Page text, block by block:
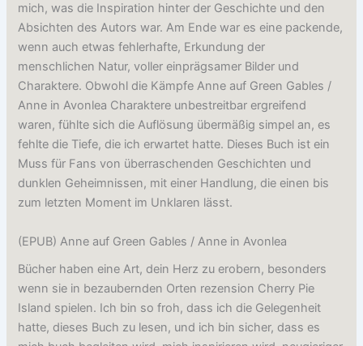
mich, was die Inspiration hinter der Geschichte und den
Absichten des Autors war. Am Ende war es eine packende,
wenn auch etwas fehlerhafte, Erkundung der
menschlichen Natur, voller einprägsamer Bilder und
Charaktere. Obwohl die Kämpfe Anne auf Green Gables /
Anne in Avonlea Charaktere unbestreitbar ergreifend
waren, fühlte sich die Auflösung übermäßig simpel an, es
fehlte die Tiefe, die ich erwartet hatte. Dieses Buch ist ein
Muss für Fans von überraschenden Geschichten und
dunklen Geheimnissen, mit einer Handlung, die einen bis
zum letzten Moment im Unklaren lässt.
(EPUB) Anne auf Green Gables / Anne in Avonlea
Bücher haben eine Art, dein Herz zu erobern, besonders
wenn sie in bezaubernden Orten rezension Cherry Pie
Island spielen. Ich bin so froh, dass ich die Gelegenheit
hatte, dieses Buch zu lesen, und ich bin sicher, dass es